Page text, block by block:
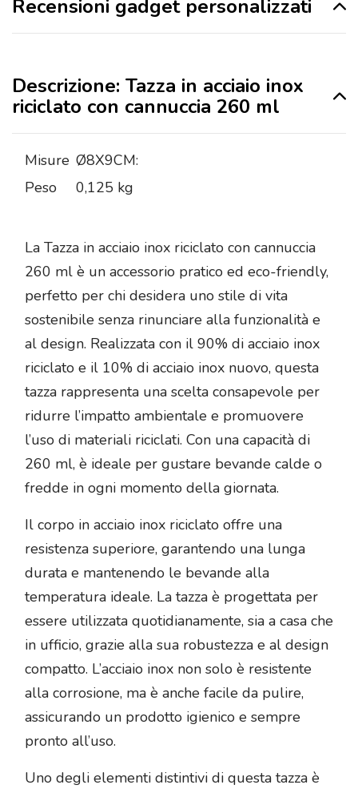
Recensioni gadget personalizzati
Descrizione: Tazza in acciaio inox
riciclato con cannuccia 260 ml
Misure Ø8X9CM:
Peso
0,125 kg
La Tazza in acciaio inox riciclato con cannuccia
260 ml è un accessorio pratico ed eco-friendly,
perfetto per chi desidera uno stile di vita
sostenibile senza rinunciare alla funzionalità e
al design. Realizzata con il 90% di acciaio inox
riciclato e il 10% di acciaio inox nuovo, questa
tazza rappresenta una scelta consapevole per
ridurre l’impatto ambientale e promuovere
l’uso di materiali riciclati. Con una capacità di
260 ml, è ideale per gustare bevande calde o
fredde in ogni momento della giornata.
Il corpo in acciaio inox riciclato offre una
resistenza superiore, garantendo una lunga
durata e mantenendo le bevande alla
temperatura ideale. La tazza è progettata per
essere utilizzata quotidianamente, sia a casa che
in ufficio, grazie alla sua robustezza e al design
compatto. L’acciaio inox non solo è resistente
alla corrosione, ma è anche facile da pulire,
assicurando un prodotto igienico e sempre
pronto all’uso.
Uno degli elementi distintivi di questa tazza è